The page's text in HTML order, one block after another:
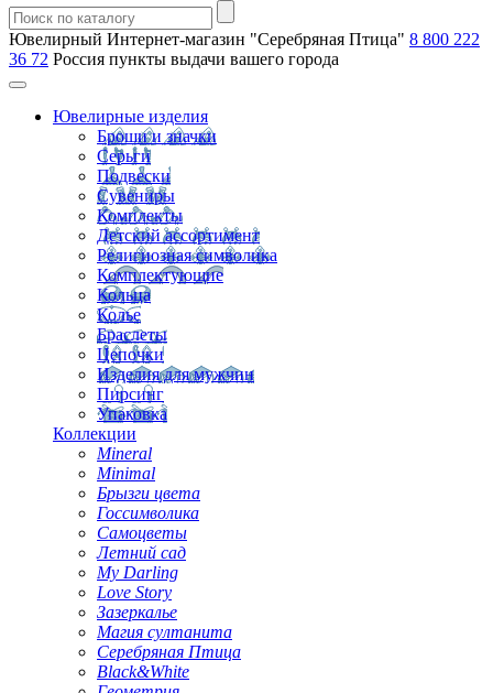
Ювелирный Интернет-магазин "Серебряная Птица" 8 800 222
36 72 Россия пункты выдачи вашего города
Ювелирные изделия
Броши и значки
Серьги
Подвески
Сувениры
Комплекты
Детский ассортимент
Религиозная символика
Комплектующие
Кольца
Колье
Браслеты
Цепочки
Изделия для мужчин
Пирсинг
Упаковка
Коллекции
Mineral
Minimal
Брызги цвета
Госсимволика
Самоцветы
Летний сад
My Darling
Love Story
Зазеркалье
Магия султанита
Серебряная Птица
Black&White